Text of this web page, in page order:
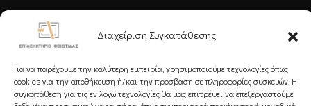
Διαχείριση Συγκατάθεσης
Για να παρέχουμε την καλύτερη εμπειρία, χρησιμοποιούμε τεχνολογίες όπως
cookies για την αποθήκευση ή/και την πρόσβαση σε πληροφορίες συσκευών. Η
συγκατάθεση για τις εν λόγω τεχνολογίες θα μας επιτρέψει να επεξεργαστούμε
Ακολουθήστε μας